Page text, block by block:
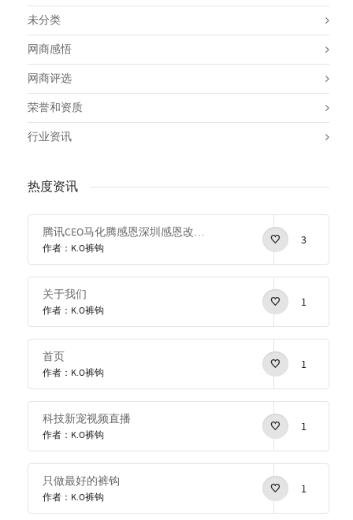
未分类
网商感悟
网商评选
荣誉和资质
行业资讯
热度资讯
腾讯CEO马化腾感恩深圳感恩改革开放
作者：K.O裤钩
3
关于我们
作者：K.O裤钩
1
首页
作者：K.O裤钩
1
科技新宠视频直播
作者：K.O裤钩
1
只做最好的裤钩
作者：K.O裤钩
1